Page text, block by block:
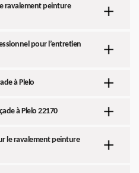
ravalement peinture
pour l’entretien
à Plelo
à Plelo 22170
le ravalement peinture